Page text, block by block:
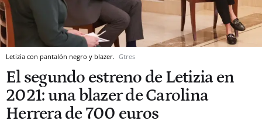
Letizia con pantalón negro y blazer. Gtres
El segundo estreno de Letizia en
2021: una blazer de Carolina
Herrera de 700 euros